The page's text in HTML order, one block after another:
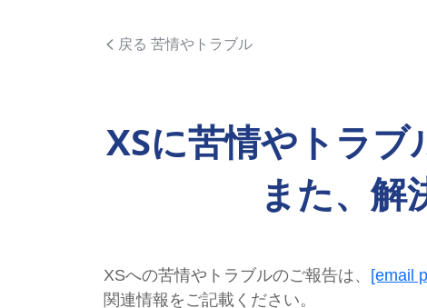
戻る 苦情やトラブル
XSに苦情やトラ
また、解
XSへの苦情やトラブルのご報告は、 [email
関連情報をご記載ください。